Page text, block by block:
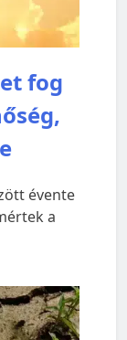
fog
évente
a